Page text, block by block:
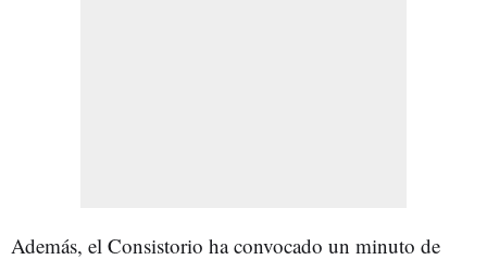
Además, el Consistorio ha convocado un minuto de